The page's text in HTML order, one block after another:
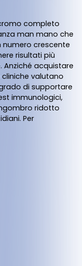
completo
man mano che
numero crescente
risultati più
Anziché acquistare
valutano
di supportare
immunologici,
ridotto
Per